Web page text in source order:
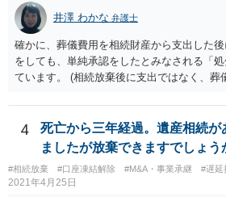
井澤 わかな 弁護士
確かに、葬儀費用を相続財産から支出した
をしても、単純承認をしたとみなされる「
ています。 (相続放棄後に支出ではなく、葬
述の手続ということだと思いますが) ただ、
いということではなく、身分相応の、社会
る程度の金額に留まると考えた方がよいで
に葬儀費用を支出する経済力がなく、質素
ば相続財産から支出しても単純承認と認め
で、相続放棄申述が受理される可能性も高
4
死亡から三年経過。遺産相続が
ましたが放棄できますでしょう
#相続放棄 #口座凍結解除 #M&A・事業承継 #遅延
2021年4月25日